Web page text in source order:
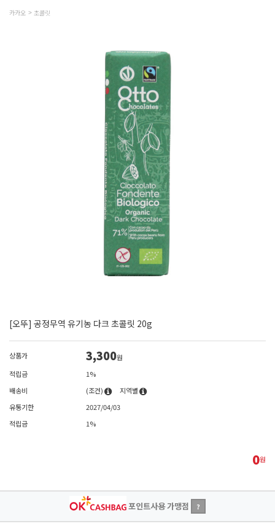
카카오 초콜릿
[오뚜] 공정무역 유기농 다크 초콜릿 20g
상품가 3,300원
적립금
1%
배송비
(조건)
지역별
유통기한
2027/04/03
적립금
1%
0원
포인트사용 가맹점 ?